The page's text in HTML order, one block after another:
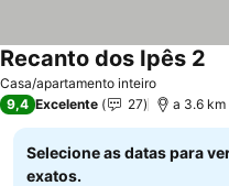
Casa/apartamento inteiro
Recanto dos Ipês 2
9,4 Excelente 27 a 3.6
Selecione as datas para
exatos.